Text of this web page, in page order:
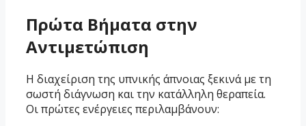
Πρώτα Βήματα στην
Αντιμετώπιση
Η διαχείριση της υπνικής άπνοιας ξεκινά με τη
σωστή διάγνωση και την κατάλληλη θεραπεία.
Οι πρώτες ενέργειες περιλαμβάνουν: